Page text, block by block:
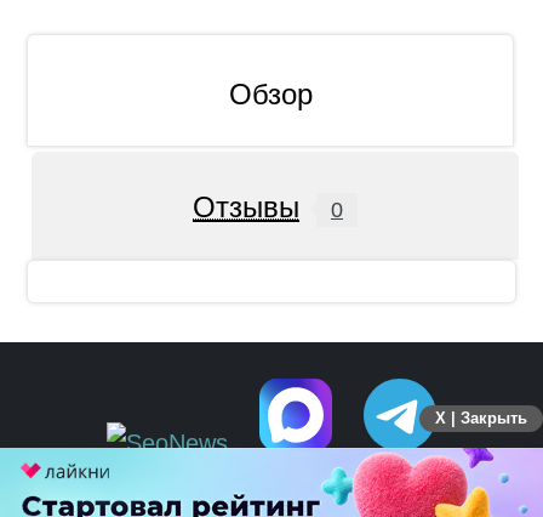
Обзор
Отзывы 0
X | Закрыть
ПЕРЕЙТИ НА ПОЛНУЮ ВЕРСИЮ